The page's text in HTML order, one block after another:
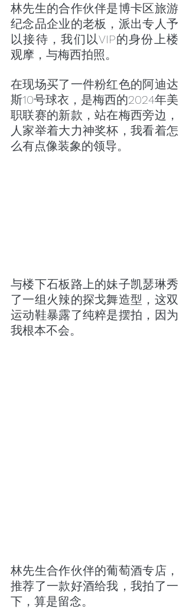
林先生的合作伙伴是博卡区旅游
纪念品企业的老板，派出专人予
以接待，我们以VIP的身份上楼
观摩，与梅西拍照。
在现场买了一件粉红色的阿迪达
斯10号球衣，是梅西的2024年美
职联赛的新款，站在梅西旁边，
人家举着大力神奖杯，我看着怎
么有点像装象的领导。
与楼下石板路上的妹子凯瑟琳秀
了一组火辣的探戈舞造型，这双
运动鞋暴露了纯粹是摆拍，因为
我根本不会。
林先生合作伙伴的葡萄酒专店，
推荐了一款好酒给我，我拍了一
下，算是留念。